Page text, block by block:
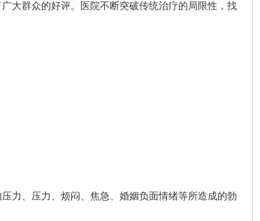
大群众的好评。医院不断突破传统治疗的局限性，找
、压力、烦闷、焦急、婚姻负面情绪等所造成的勃